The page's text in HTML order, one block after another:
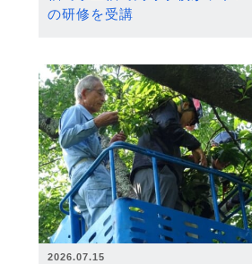
の研修を受講
2026.07.15